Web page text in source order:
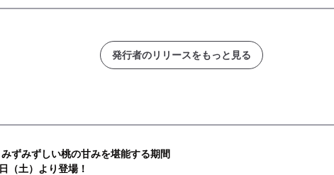
発行者のリリースをもっと見る
みずみずしい桃の甘みを堪能する期間
（土）より登場！